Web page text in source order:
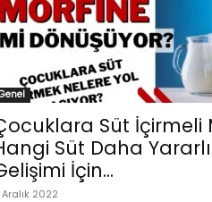
Süt İçirmeli
Süt Daha
İçin...
Aralık 2022